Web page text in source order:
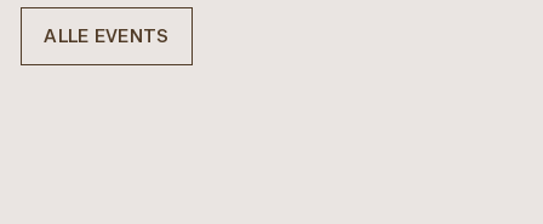
ALLE EVENTS